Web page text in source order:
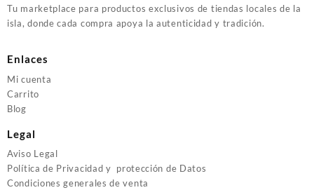
Tu marketplace para productos exclusivos de tiendas locales de la
isla, donde cada compra apoya la autenticidad y tradición.
Enlaces
Mi cuenta
Carrito
Blog
Legal
Aviso Legal
Política de Privacidad y protección de Datos
Condiciones generales de venta